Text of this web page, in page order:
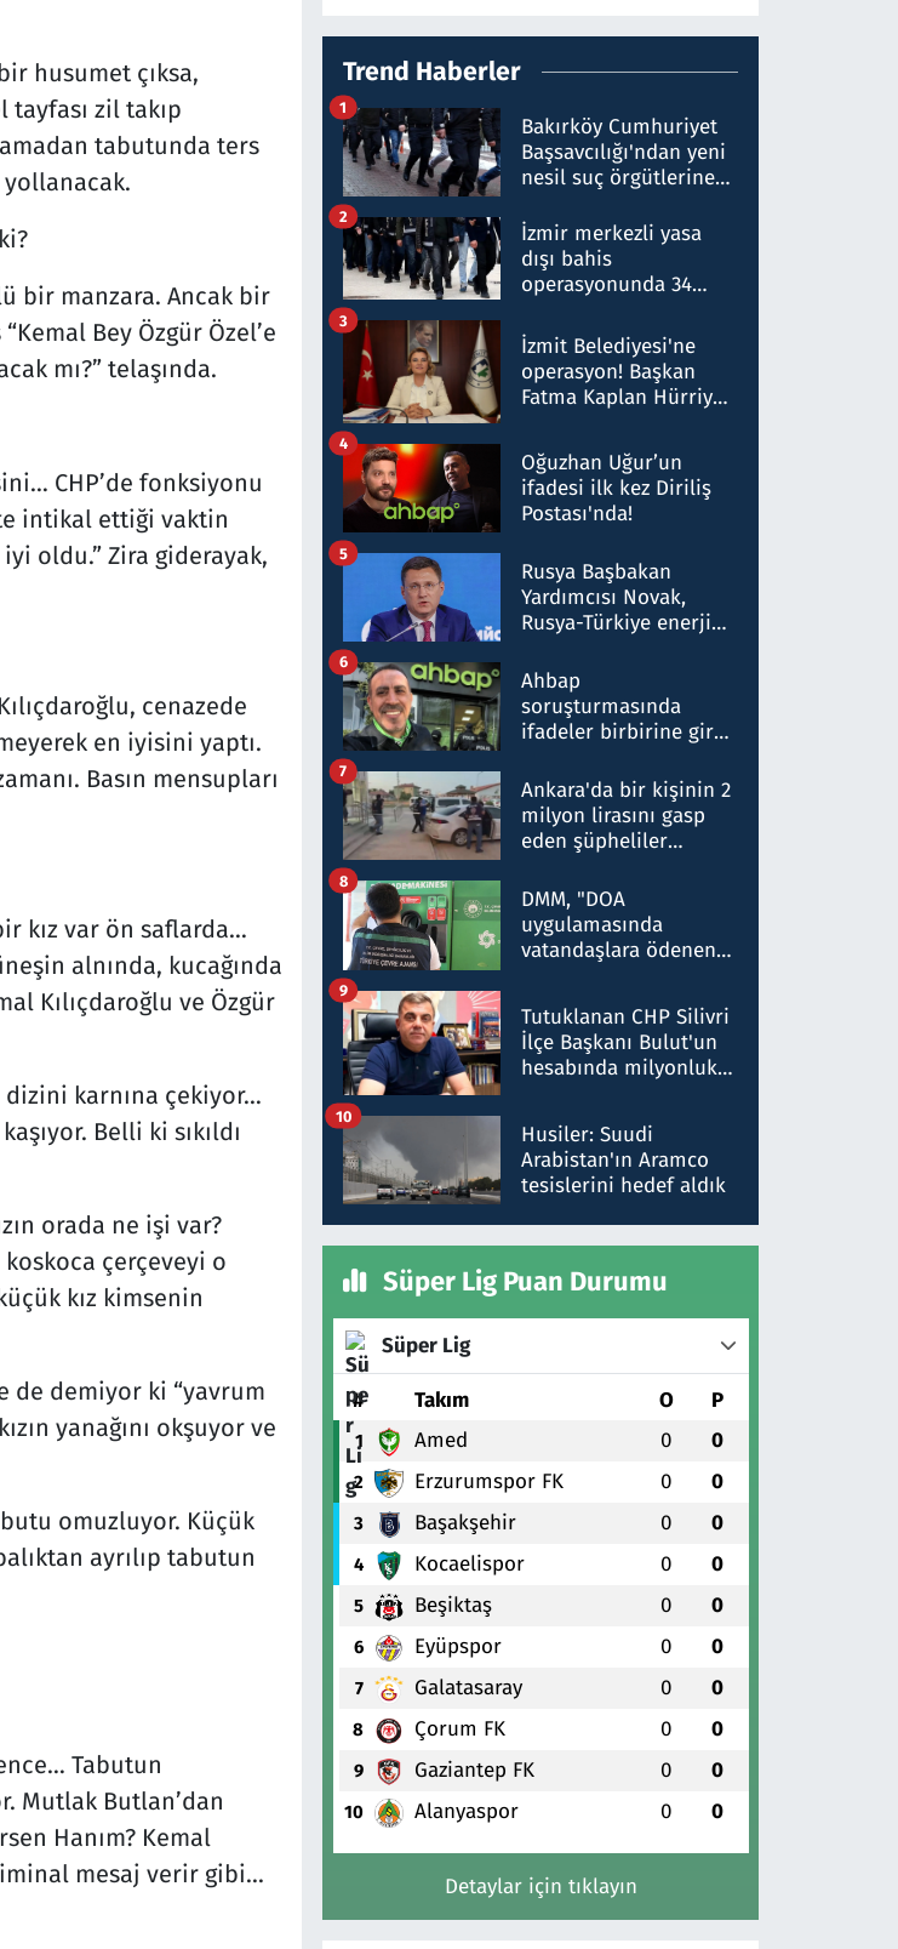
husumet çıksa,
tayfası zil takıp
tabutunda ters
yollanacak.
bir manzara. Ancak bir
Bey Özgür Özel’e
mı?” telaşında.
CHP’de fonksiyonu
intikal ettiği vaktin
oldu.” Zira giderayak,
cenazede
en iyisini yaptı.
Basın mensupları
kız var ön saflarda…
alnında, kucağında
Kılıçdaroğlu ve Özgür
dizini karnına çekiyor…
Belli ki sıkıldı
orada ne işi var?
çerçeveyi o
kız kimsenin
de demiyor ki “yavrum
yanağını okşuyor ve
omuzluyor. Küçük
ayrılıp tabutun
Tabutun
Mutlak Butlan’dan
Hanım? Kemal
mesaj verir gibi...
Trend Haberler
Bakırköy Cumhuriyet
Başsavcılığı'ndan yeni
nesil suç örgütlerine
hakkında gözaltı kararı
1
İzmir merkezli yasa
dışı bahis
operasyonunda 34
Milyar liralık para
trafiği tespit edildi
2
İzmit Belediyesi'ne
operasyon! Başkan
Fatma Kaplan Hürriyet
3
Oğuzhan Uğur’un
ifadesi ilk kez Diriliş
Postası'nda!
4
Rusya Başbakan
Yardımcısı Novak,
Rusya-Türkiye enerji
nitelikte olduğunu
belirtti
5
Ahbap
soruşturmasında
ifadeler birbirine girdi:
ifadelerinden ortaya
çıkan tablo şok etti
6
Ankara'da bir kişinin 2
milyon lirasını gasp
eden şüpheliler
7
DMM, "DOA
uygulamasında
vatandaşlara ödenen
düşürüldüğü" iddiasını
yalanladı
8
Tutuklanan CHP Silivri
İlçe Başkanı Bulut'un
hesabında milyonluk
talimat verdi, ben
gönderdim
9
Husiler: Suudi
Arabistan'ın Aramco
tesislerini hedef aldık
10
Süper Lig Puan Durumu
Süper Lig
# Takım O P
1 Amed 0 0
2 Erzurumspor FK 0 0
3 Başakşehir 0 0
4 Kocaelispor 0 0
5 Beşiktaş 0 0
6 Eyüpspor 0 0
7 Galatasaray 0 0
8 Çorum FK 0 0
9 Gaziantep FK 0 0
10 Alanyaspor 0 0
Detaylar için tıklayın